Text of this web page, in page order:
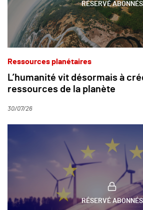
RÉSERVÉ ABONNÉS
Ressources planétaires
L’humanité vit désormais à
ressources de la planète
30/07/26
RÉSERVÉ ABONNÉS